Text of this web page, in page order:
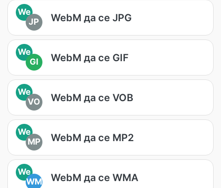
We
JP
WebM да се JPG
We
GI
WebM да се GIF
We
VO
WebM да се VOB
We
MP
WebM да се MP2
We
WM
WebM да се WMA